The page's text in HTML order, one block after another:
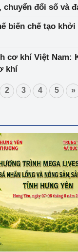
chuyển đổi số và
biến chế tạo khởi
cơ khí Việt Nam:
khí
2 3 4 5 »